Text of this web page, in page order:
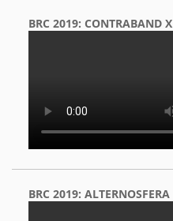
BRC 2019: CONTRABAND X
BRC 2019: ALTERNOSFERA